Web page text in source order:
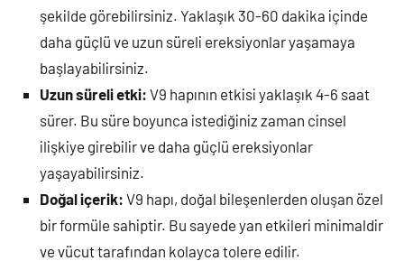
şekilde görebilirsiniz. Yaklaşık 30-60 dakika içinde
daha güçlü ve uzun süreli ereksiyonlar yaşamaya
başlayabilirsiniz.
Uzun süreli etki: V9 hapının etkisi yaklaşık 4-6 saat
sürer. Bu süre boyunca istediğiniz zaman cinsel
ilişkiye girebilir ve daha güçlü ereksiyonlar
yaşayabilirsiniz.
Doğal içerik: V9 hapı, doğal bileşenlerden oluşan özel
bir formüle sahiptir. Bu sayede yan etkileri minimaldir
ve vücut tarafından kolayca tolere edilir.